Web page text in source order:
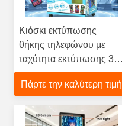
Κιόσκι εκτύπωσης
θήκης τηλεφώνου με
ταχύτητα εκτύπωσης 3
λεπτών, οθόνη αφής 10
ιντσών και φωνητική
προσαρμογή
Πάρτε την καλύτερη τιμή